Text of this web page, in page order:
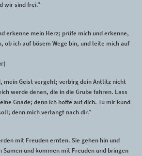
wir sind frei.”
erkenne mein Herz; prüfe mich und erkenne,
ob ich auf bösem Wege bin, und leite mich auf
mein Geist vergeht; verbirg dein Antlitz nicht
werde denen, die in die Grube fahren. Lass
Gnade; denn ich hoffe auf dich. Tu mir kund
denn mich verlangt nach dir.”
mit Freuden ernten. Sie gehen hin und
Samen und kommen mit Freuden und bringen